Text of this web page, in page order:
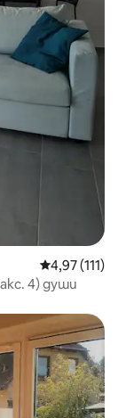
Средна
4,97 (111)
4) души